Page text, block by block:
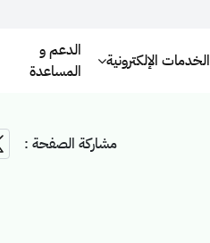
الخدمات الإلكترونية
الدعم و
المساعدة
مشاركة الصفحة :